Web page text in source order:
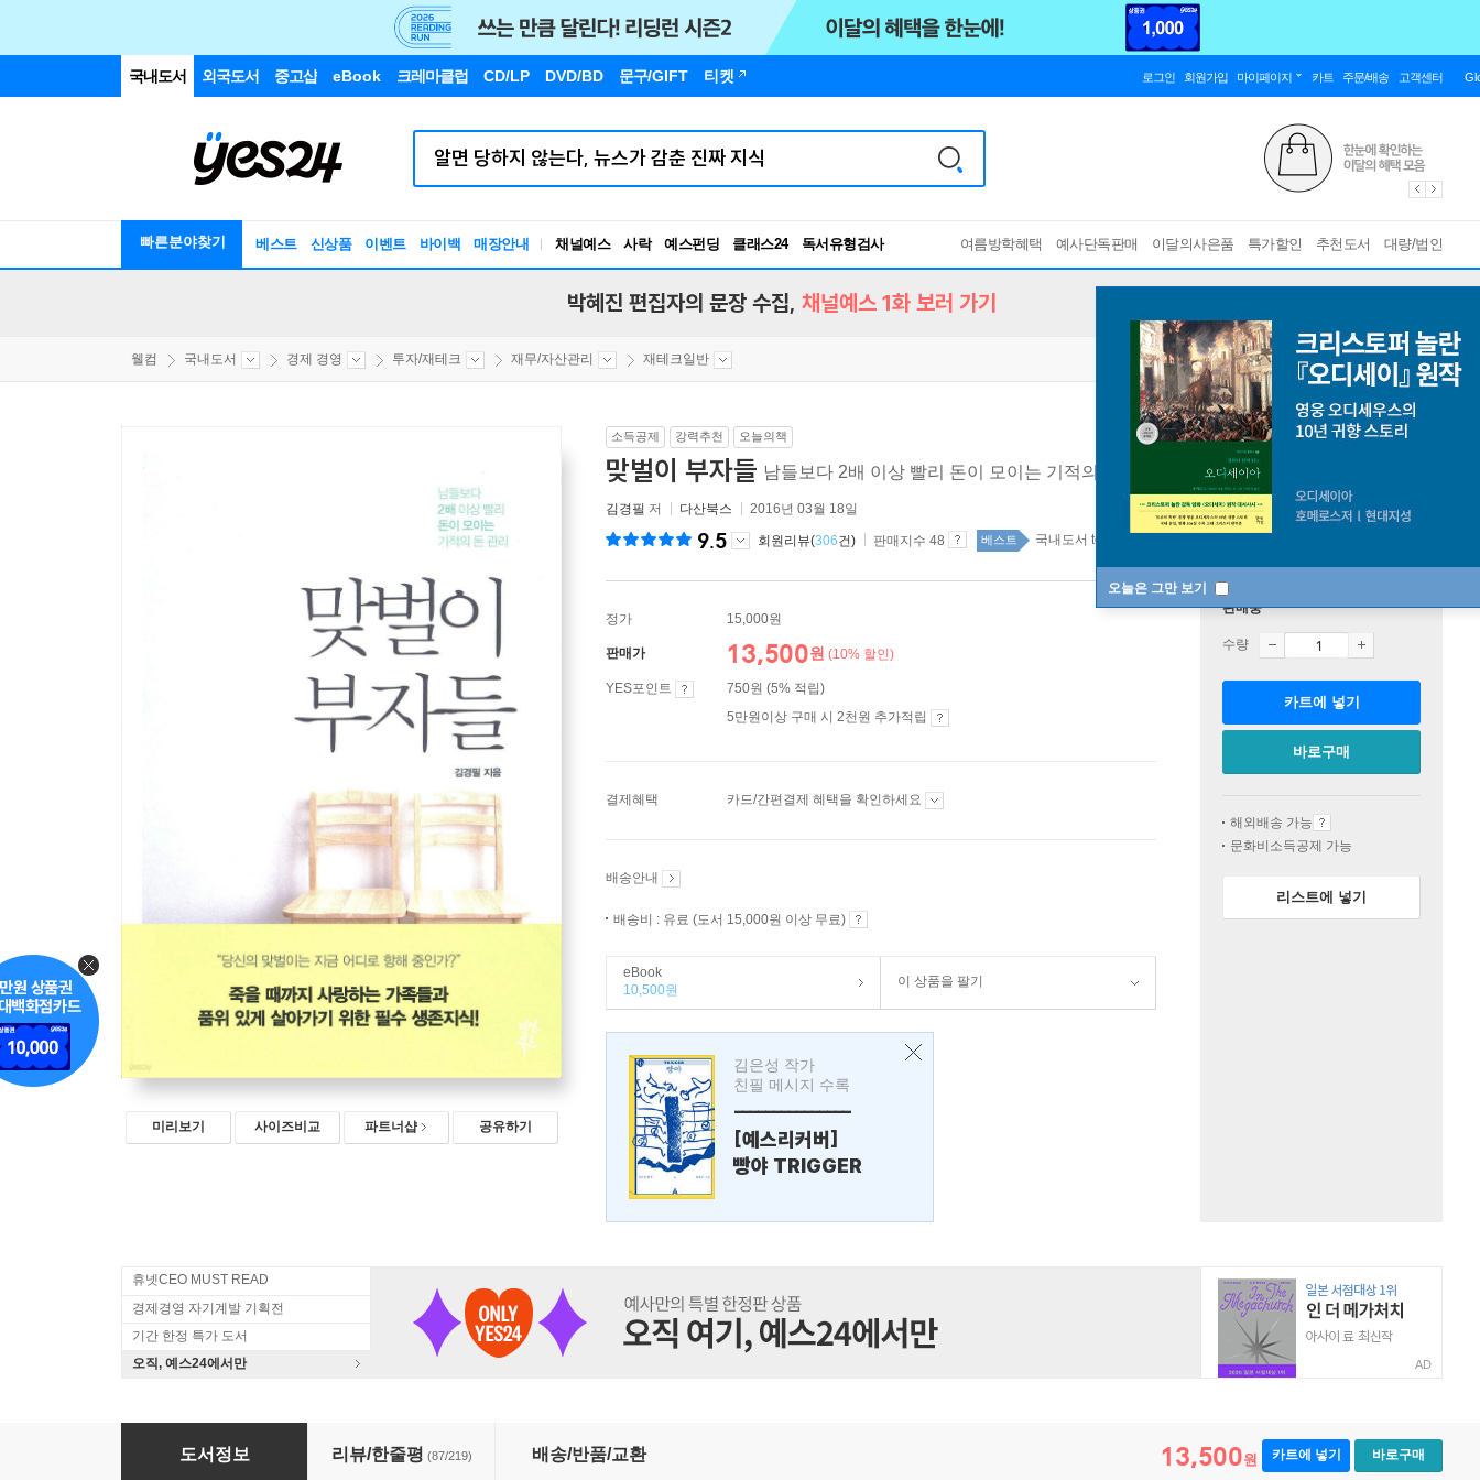
국내도서 외국도서 중고샵 eBook 크레마클럽 CD/LP DVD/BD 문구/GIFT 티켓 로그인 회원가입 마이페이지 카트 주문/배송 고객센터
빠른분야찾기 베스트 신상품 이벤트 바이백 매장안내 채널예스 사락 예스펀딩 클래스24
독서유형검사
RBTI Lab
여름방학혜택 예사단독판매 이달의사은품 특가할인 추천도서 대량/법인
오늘은 그만 보기
박혜진 편집자의 문장 수집, 채널예스 1화 보러 가기
웰컴 국내도서 경제 경영 투자/재테크 재무/자산관리 재테크일반
미리보기 사이즈비교 파트너샵 공유하기
소득공제 강력추천 오늘의책
맞벌이 부자들 남들보다 2배 이상 빨리 돈이 모이는 기적의 돈 관리
김경필 저 다산북스 2016년 03월 18일
9.5 회원리뷰(306건) 판매지수 48 베스트 국내도서 top100 5주
정가 15,000원
판매가 13,500원 (10% 할인)
YES포인트
750원 (5% 적립)
5만원이상 구매 시 2천원 추가적립
결제혜택 카드/간편결제 혜택을 확인하세요
배송안내
배송비 : 유료 (도서 15,000원 이상 무료)
eBook
10,500원
이 상품을 팔기
김은성 작가
친필 메시지 수록
---------------
[예스리커버]
빵야 TRIGGER
판매중
수량
카트에 넣기
바로구매
해외배송 가능
문화비소득공제 가능
리스트에 넣기
휴넷CEO MUST READ
경제경영 자기계발 기획전
기간 한정 특가 도서
오직, 예스24에서만
AD
맞벌이 부자들
도서정보 리뷰/한줄평 (87/219) 배송/반품/교환 13,500원 카트에 넣기 바로구매